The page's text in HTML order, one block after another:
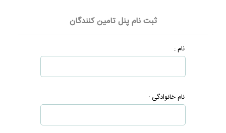
ثبت نام پنل تامین کنندگان
نام :
نام خانوادگی :